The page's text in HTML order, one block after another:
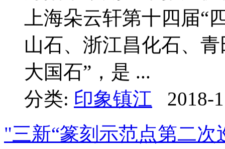
上海朵云轩第十四届“
山石、浙江昌化石、
大国石”，是 ...
分类: 印象镇江
2018-
"三新“篆刻示范点第二